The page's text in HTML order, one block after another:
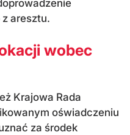
aresztu.
wobec
Krajowa Rada
oświadczeniu
za środek